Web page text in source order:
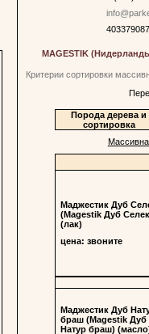
403379087
MAGESTIK
Критерии сортировки
Порода дерева и
сортировка
Маджестик Дуб
(Magestik Дуб
(лак)
цена: звоните
Маджестик Дуб
браш (Magestik Дуб
Натур браш)